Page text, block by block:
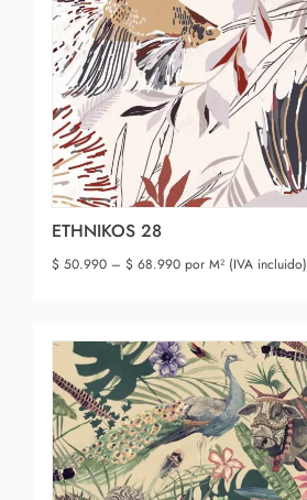
ETHNIKOS 28
$50.990 – $68.990por M² (IVA incluido)